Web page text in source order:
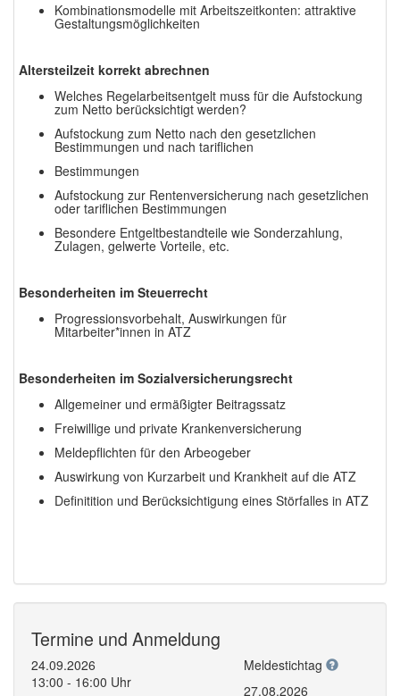
Kombinationsmodelle mit Arbeitszeitkonten: attraktive
Gestaltungsmöglichkeiten
Altersteilzeit korrekt abrechnen
Welches Regelarbeitsentgelt muss für die Aufstockung
zum Netto berücksichtigt werden?
Aufstockung zum Netto nach den gesetzlichen
Bestimmungen und nach tariflichen
Bestimmungen
Aufstockung zur Rentenversicherung nach gesetzlichen
oder tariflichen Bestimmungen
Besondere Entgeltbestandteile wie Sonderzahlung,
Zulagen, gelwerte Vorteile, etc.
Besonderheiten im Steuerrecht
Progressionsvorbehalt, Auswirkungen für
Mitarbeiter*innen in ATZ
Besonderheiten im Sozialversicherungsrecht
Allgemeiner und ermäßigter Beitragssatz
Freiwillige und private Krankenversicherung
Meldepflichten für den Arbeogeber
Auswirkung von Kurzarbeit und Krankheit auf die ATZ
Definitition und Berücksichtigung eines Störfalles in ATZ
Termine und Anmeldung
24.09.2026
13:00 - 16:00 Uhr
Meldestichtag
27.08.2026